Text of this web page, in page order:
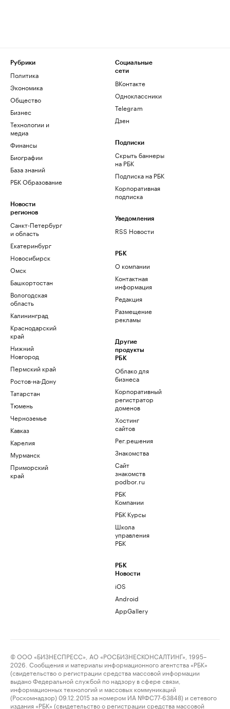
Рубрики
Политика
Экономика
Общество
Бизнес
Технологии и
медиа
Финансы
Биографии
База знаний
РБК Образование
Новости
регионов
Санкт-Петербург
и область
Екатеринбург
Новосибирск
Омск
Башкортостан
Вологодская
область
Калининград
Краснодарский
край
Нижний
Новгород
Пермский край
Ростов-на-Дону
Татарстан
Тюмень
Черноземье
Кавказ
Карелия
Мурманск
Приморский
край
Социальные
сети
ВКонтакте
Одноклассники
Telegram
Дзен
Подписки
Скрыть баннеры
на РБК
Подписка на РБК
Корпоративная
подписка
Уведомления
RSS Новости
РБК
О компании
Контактная
информация
Редакция
Размещение
рекламы
Другие
продукты
РБК
Облако для
бизнеса
Корпоративный
регистратор
доменов
Хостинг
сайтов
Рег.решения
Знакомства
Сайт
знакомств
podbor.ru
РБК
Компании
РБК Курсы
Школа
управления
РБК
РБК
Новости
iOS
Android
AppGallery
© ООО «БИЗНЕСПРЕСС», АО «РОСБИЗНЕСКОНСАЛТИНГ», 1995–
2026. Сообщения и материалы информационного агентства «РБК»
(свидетельство о регистрации средства массовой информации
выдано Федеральной службой по надзору в сфере связи,
информационных технологий и массовых коммуникаций
(Роскомнадзор) 09.12.2015 за номером ИА №ФС77-63848) и сетевого
издания «РБК» (свидетельство о регистрации средства массовой